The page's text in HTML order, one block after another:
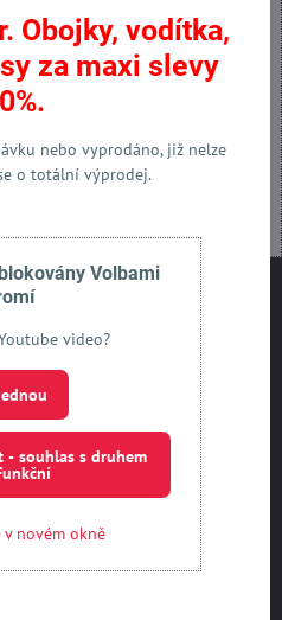
s druhem cookie: Funkční
Obojky, vodítka,
za maxi slevy
nebo vyprodáno, již nelze
o totální výprodej.
Volbami
video?
- souhlas s druhem
novém okně